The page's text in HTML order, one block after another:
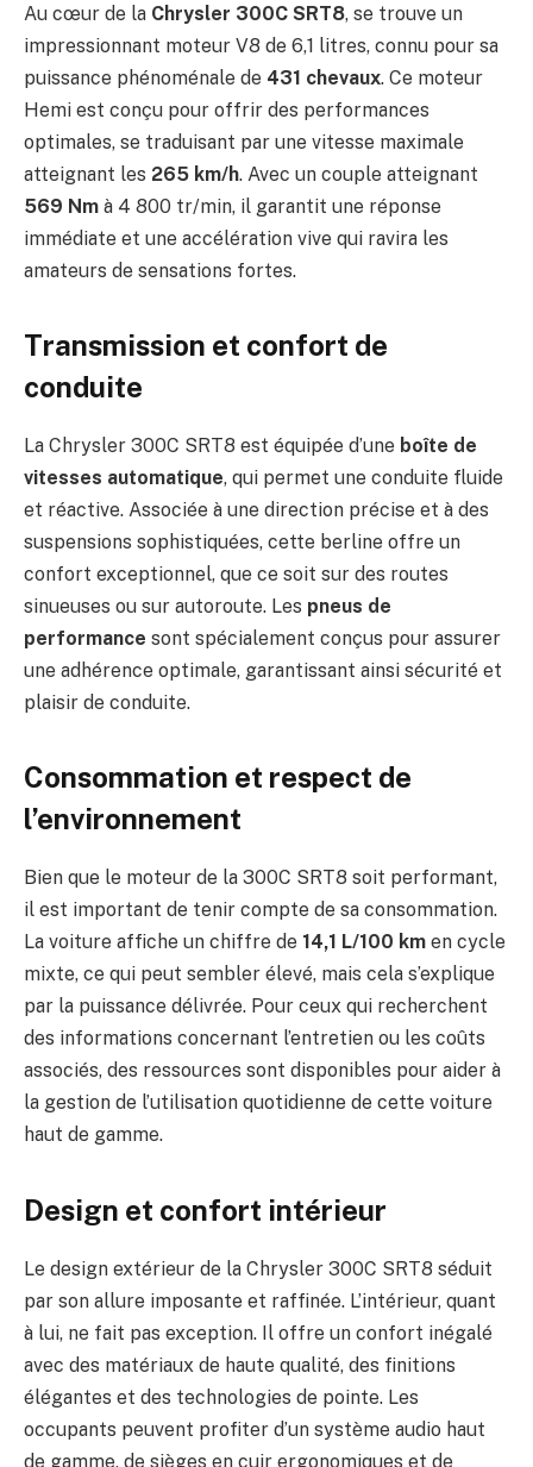
Au cœur de la Chrysler 300C SRT8, se trouve un
impressionnant moteur V8 de 6,1 litres, connu pour sa
puissance phénoménale de 431 chevaux. Ce moteur
Hemi est conçu pour offrir des performances
optimales, se traduisant par une vitesse maximale
atteignant les 265 km/h. Avec un couple atteignant
569 Nm à 4 800 tr/min, il garantit une réponse
immédiate et une accélération vive qui ravira les
amateurs de sensations fortes.
Transmission et confort de
conduite
La Chrysler 300C SRT8 est équipée d’une boîte de
vitesses automatique, qui permet une conduite fluide
et réactive. Associée à une direction précise et à des
suspensions sophistiquées, cette berline offre un
confort exceptionnel, que ce soit sur des routes
sinueuses ou sur autoroute. Les pneus de
performance sont spécialement conçus pour assurer
une adhérence optimale, garantissant ainsi sécurité et
plaisir de conduite.
Consommation et respect de
l’environnement
Bien que le moteur de la 300C SRT8 soit performant,
il est important de tenir compte de sa consommation.
La voiture affiche un chiffre de 14,1 L/100 km en cycle
mixte, ce qui peut sembler élevé, mais cela s’explique
par la puissance délivrée. Pour ceux qui recherchent
des informations concernant l’entretien ou les coûts
associés, des ressources sont disponibles pour aider à
la gestion de l’utilisation quotidienne de cette voiture
haut de gamme.
Design et confort intérieur
Le design extérieur de la Chrysler 300C SRT8 séduit
par son allure imposante et raffinée. L’intérieur, quant
à lui, ne fait pas exception. Il offre un confort inégalé
avec des matériaux de haute qualité, des finitions
élégantes et des technologies de pointe. Les
occupants peuvent profiter d’un système audio haut
de gamme, de sièges en cuir ergonomiques et de